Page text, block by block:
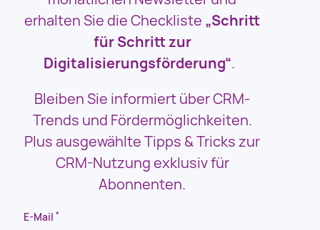
erhalten Sie die Checkliste „Schritt
für Schritt zur
Digitalisierungsförderung“.
Bleiben Sie informiert über CRM-
Trends und Fördermöglichkeiten.
Plus ausgewählte Tipps & Tricks zur
CRM-Nutzung exklusiv für
Abonnenten.
E-Mail *